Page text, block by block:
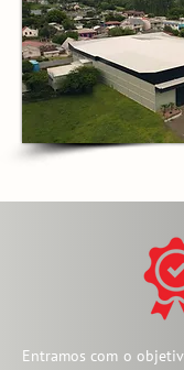
Entramos com o